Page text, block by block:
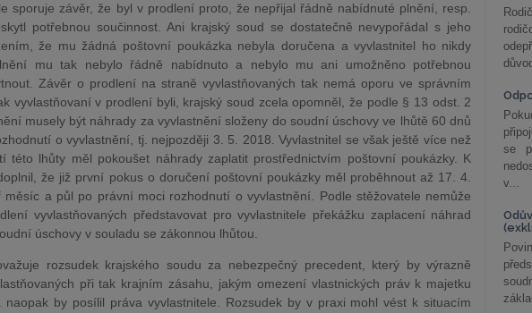
sporuje závěr, že byl v prodlení proto, že nepřijal řádně nabídnuté plnění, resp.
potřebnou součinnost. Ani krajský soud se dostatečně nevypořádal s jeho
že mu žádná poštovní poukázka nebyla doručena a vyvlastnitel ho nikdy
mu tak nebylo řádně nabídnuto a nebylo mu ani umožněno potřebnou
Závěr o prodlení na straně vyvlastňovaných tak nemá oporu ve správním
vyvlastňovaní v prodlení byli, krajský soud zcela opomněl, že podle § 13 odst. 2
musely být náhrady za vyvlastnění složeny do soudní úschovy ve lhůtě 60 dnů
o vyvlastnění, tj. nejpozději 3. 5. 2018. Vyvlastnitel se však ještě více než
této lhůty měl pokoušet náhrady zaplatit prostřednictvím poštovní poukázky. K
že již první pokus o doručení poštovní poukázky měl proběhnout až 17. 4.
měsíc a půl po právní moci rozhodnutí o vyvlastnění. Podle stěžovatele nemůže
vyvlastňovaných představovat pro vyvlastnitele překážku zaplacení náhrad
úschovy v souladu se zákonnou lhůtou.
rozsudek krajského soudu za nebezpečný precedent, který by výrazně
při tak krajním zásahu, jakým omezení vlastnických práv k majetku
naopak by posílil práva vyvlastnitele. Rozsudek by v praxi mohl vést k situacím
se
v...